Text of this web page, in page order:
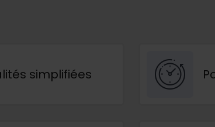
simplifiées